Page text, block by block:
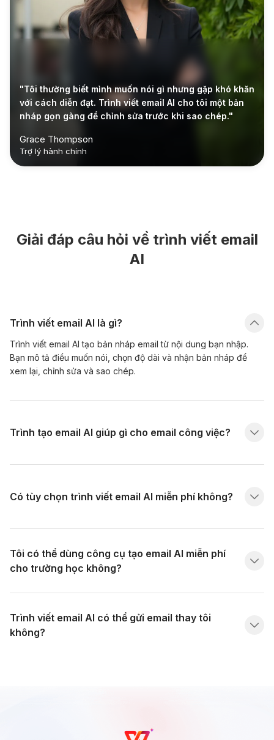
"Tôi thường biết mình muốn nói gì nhưng gặp khó khăn
với cách diễn đạt. Trình viết email AI cho tôi một bản
nháp gọn gàng để chỉnh sửa trước khi sao chép."
Grace Thompson
Trợ lý hành chính
Giải đáp câu hỏi về trình viết email
AI
Trình viết email AI là gì?
Trình viết email AI tạo bản nháp email từ nội dung bạn nhập.
Bạn mô tả điều muốn nói, chọn độ dài và nhận bản nháp để
xem lại, chỉnh sửa và sao chép.
Trình tạo email AI giúp gì cho email công việc?
Có tùy chọn trình viết email AI miễn phí không?
Tôi có thể dùng công cụ tạo email AI miễn phí
cho trường học không?
Trình viết email AI có thể gửi email thay tôi
không?